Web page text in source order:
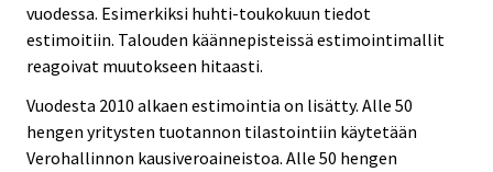
vuodessa. Esimerkiksi huhti-toukokuun tiedot
estimoitiin. Talouden käännepisteissä estimointimallit
reagoivat muutokseen hitaasti.
Vuodesta 2010 alkaen estimointia on lisätty. Alle 50
hengen yritysten tuotannon tilastointiin käytetään
Verohallinnon kausiveroaineistoa. Alle 50 hengen